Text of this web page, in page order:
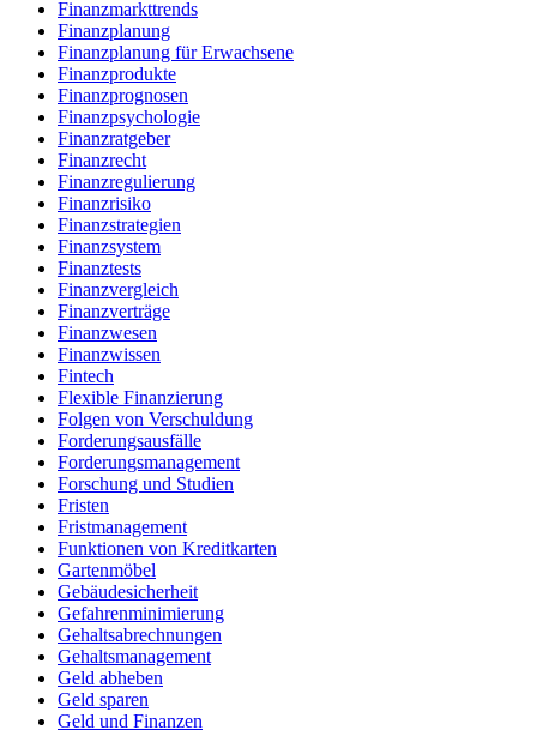
Finanzmarkttrends
Finanzplanung
Finanzplanung für Erwachsene
Finanzprodukte
Finanzprognosen
Finanzpsychologie
Finanzratgeber
Finanzrecht
Finanzregulierung
Finanzrisiko
Finanzstrategien
Finanzsystem
Finanztests
Finanzvergleich
Finanzverträge
Finanzwesen
Finanzwissen
Fintech
Flexible Finanzierung
Folgen von Verschuldung
Forderungsausfälle
Forderungsmanagement
Forschung und Studien
Fristen
Fristmanagement
Funktionen von Kreditkarten
Gartenmöbel
Gebäudesicherheit
Gefahrenminimierung
Gehaltsabrechnungen
Gehaltsmanagement
Geld abheben
Geld sparen
Geld und Finanzen